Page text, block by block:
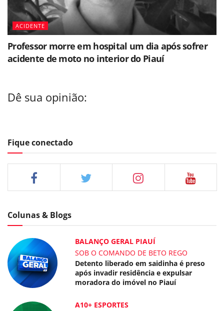
ACIDENTE
Professor morre em hospital um dia após sofrer
acidente de moto no interior do Piauí
Dê sua opinião:
Fique conectado
Colunas & Blogs
BALANÇO GERAL PIAUÍ
SOB O COMANDO DE BETO REGO
Detento liberado em saidinha é preso
após invadir residência e expulsar
moradora do imóvel no Piauí
A10+ ESPORTES